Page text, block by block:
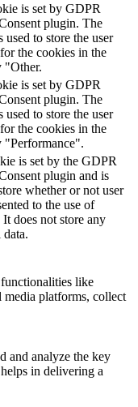
is set by GDPR
plugin. The
used to store the user
the cookies in the
"Other.
is set by GDPR
plugin. The
used to store the user
the cookies in the
"Performance".
is set by the GDPR
plugin and is
whether or not user
to the use of
does not store any
data.
like
media platforms, collect
and analyze the key
in delivering a